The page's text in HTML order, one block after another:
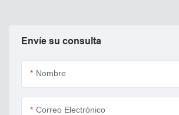
Envíe su consulta
Nombre
Correo Electrónico